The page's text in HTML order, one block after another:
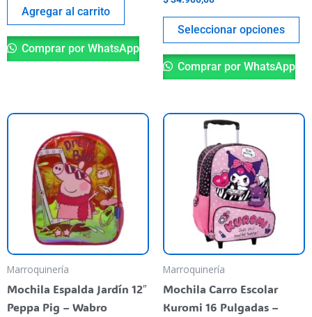
Agregar al carrito
Comprar por WhatsApp
Seleccionar opciones
Comprar por WhatsApp
Marroquinería
Mochila Espalda Jardín 12″
Peppa Pig – Wabro
Marroquinería
Mochila Carro Escolar
Kuromi 16 Pulgadas –